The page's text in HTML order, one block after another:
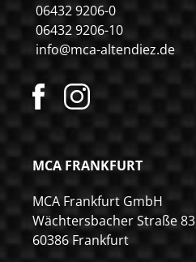
06432 9206-0
06432 9206-10
info@mca-altendiez.de
MCA FRANKFURT
MCA Frankfurt GmbH
Wächtersbacher Straße 83
60386 Frankfurt